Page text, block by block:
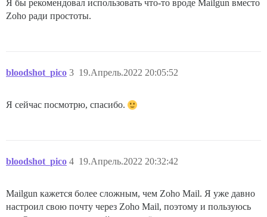
Я бы рекомендовал использовать что-то вроде Mailgun вместо
Zoho ради простоты.
bloodshot_pico 19.Апрель.2022 20:05:52
3
Я сейчас посмотрю, спасибо.
bloodshot_pico 19.Апрель.2022 20:32:42
4
Mailgun кажется более сложным, чем Zoho Mail. Я уже давно
настроил свою почту через Zoho Mail, поэтому и пользуюсь